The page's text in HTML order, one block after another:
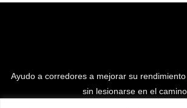
Ayudo a corredores a mejorar su
sin lesionarse en el